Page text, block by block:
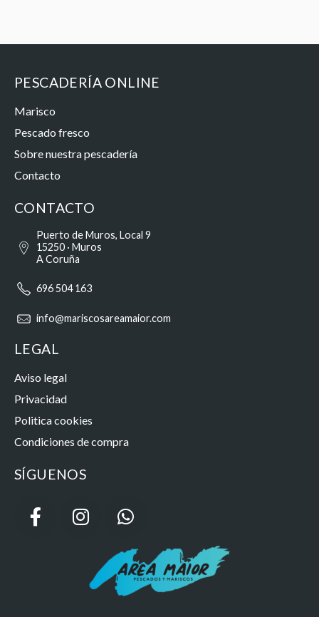
PESCADERÍA ONLINE
Marisco
Pescado fresco
Sobre nuestra pescadería
Contacto
CONTACTO
Puerto de Muros, Local 9
15250 · Muros
A Coruña
696 504 163
info@mariscosareamaior.com
LEGAL
Aviso legal
Privacidad
Politica cookies
Condiciones de compra
SÍGUENOS